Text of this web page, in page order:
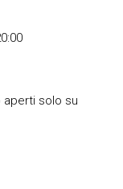
aperti solo su